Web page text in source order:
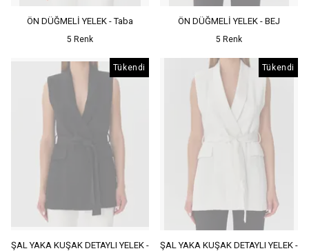
ÖN DÜĞMELİ YELEK - Taba
5 Renk
ÖN DÜĞMELİ YELEK - BEJ
5 Renk
Tükendi
ŞAL YAKA KUŞAK DETAYLI YELEK -
Tükendi
ŞAL YAKA KUŞAK DETAYLI YELEK -